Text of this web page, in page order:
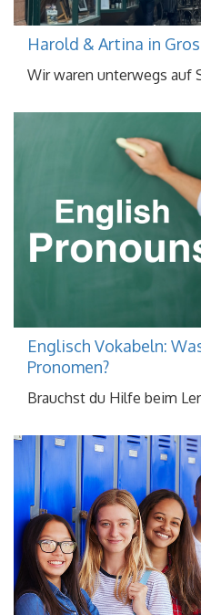
Harold & Artina in
Wir waren unterwegs auf
Englisch Vokabeln:
Pronomen?
Brauchst du Hilfe beim